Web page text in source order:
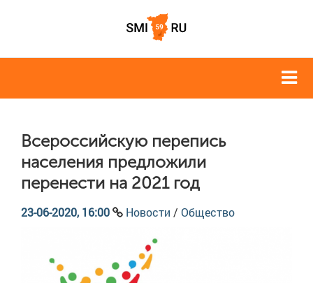
Всероссийскую перепись
населения предложили
перенести на 2021 год
23-06-2020, 16:00 Новости / Общество